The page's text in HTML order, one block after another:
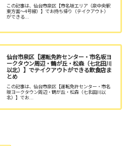
この記事は、仙台市泉区【市名坂エリア（泉中央駅
東方面～4号線）】でお持ち帰り（テイクアウト）
ができる...
仙台市泉区【運転免許センター・市名坂ヨ
ークタウン周辺・鶴が丘・松森（七北田川
以北）】でテイクアウトができる飲食店ま
とめ
この記事は、仙台市泉区【運転免許センター・市名
坂ヨークタウン周辺・鶴が丘・松森（七北田川以
北）】でお...